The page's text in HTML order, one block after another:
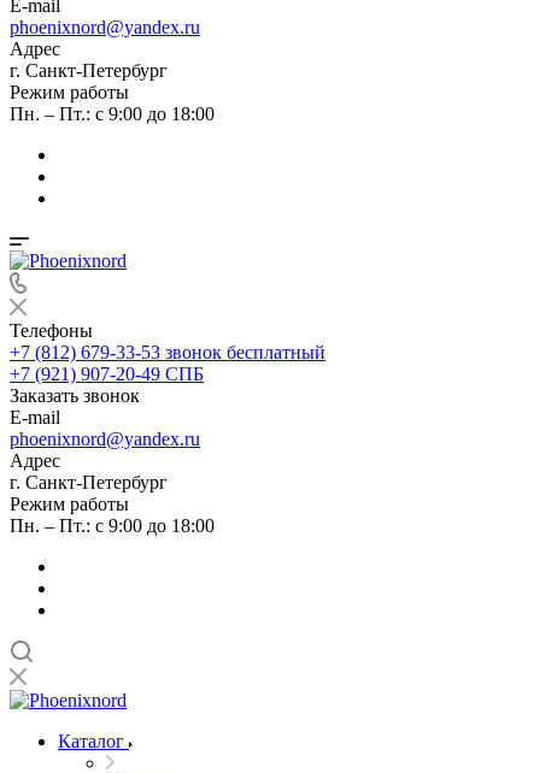
E-mail
phoenixnord@yandex.ru
Адрес
г. Санкт-Петербург
Режим работы
Пн. – Пт.: с 9:00 до 18:00
Телефоны
+7 (812) 679-33-53 звонок бесплатный
+7 (921) 907-20-49 СПБ
Заказать звонок
E-mail
phoenixnord@yandex.ru
Адрес
г. Санкт-Петербург
Режим работы
Пн. – Пт.: с 9:00 до 18:00
Каталог